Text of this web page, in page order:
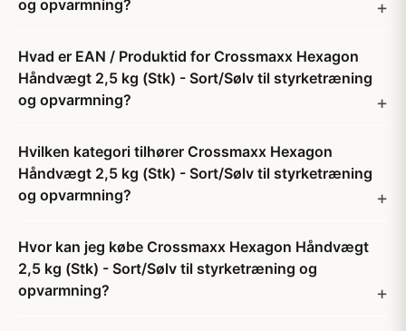
og opvarmning?
Hvad er EAN / Produktid for Crossmaxx Hexagon
Håndvægt 2,5 kg (Stk) - Sort/Sølv til styrketræning
og opvarmning?
Hvilken kategori tilhører Crossmaxx Hexagon
Håndvægt 2,5 kg (Stk) - Sort/Sølv til styrketræning
og opvarmning?
Hvor kan jeg købe Crossmaxx Hexagon Håndvægt
2,5 kg (Stk) - Sort/Sølv til styrketræning og
opvarmning?